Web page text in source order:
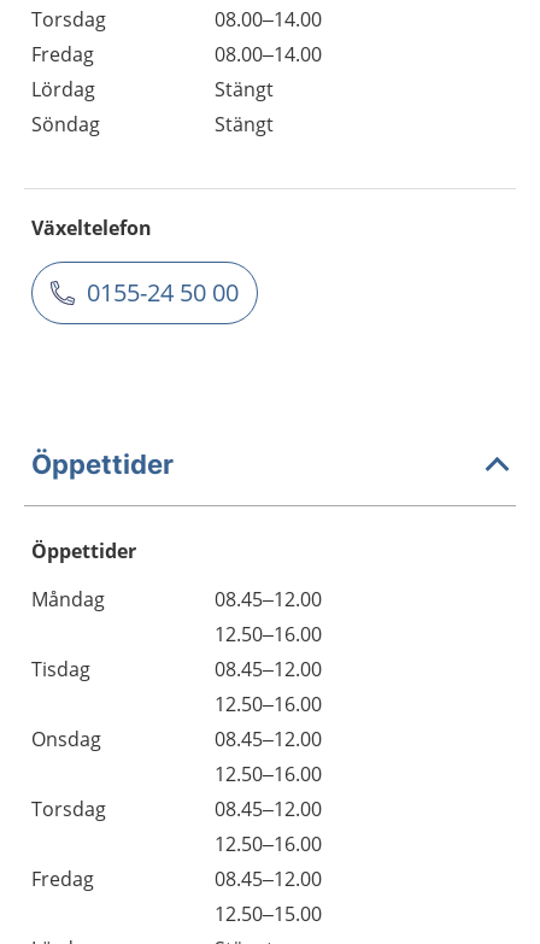
Torsdag
08.00–14.00
Fredag
08.00–14.00
Lördag
Stängt
Söndag
Stängt
Växeltelefon
0155-24 50 00
Öppettider
Öppettider
Dag
Öppettider
Kommentarer
Måndag
08.45–12.00
12.50–16.00
Tisdag
08.45–12.00
12.50–16.00
Onsdag
08.45–12.00
12.50–16.00
Torsdag
08.45–12.00
12.50–16.00
Fredag
08.45–12.00
12.50–15.00